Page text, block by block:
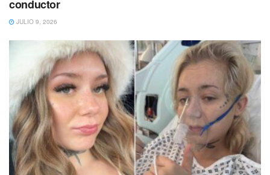
“No estés triste, por favor recuerda la alegría
que Balltze trajo al mundo. Un Shiba Inu con
una cara sonriente redonda que nos conecta
a ti y a mí, ha ayudado a muchas personas
durante la pandemia y ha traído mucha
alegría a muchos de vosotros, pero ahora su
misión ha completado. Creo que está
corriendo libremente en el cielo y comiendo
un montón de deliciosa comida con sus
nuevos amigos.”
conductor
JULIO 9, 2026